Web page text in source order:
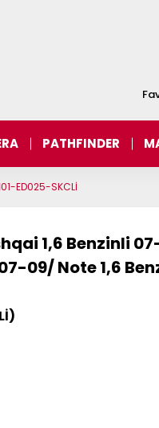
PATHFINDER
ED025-SKCLİ
1,6 Benzinli
09/ Note 1,6